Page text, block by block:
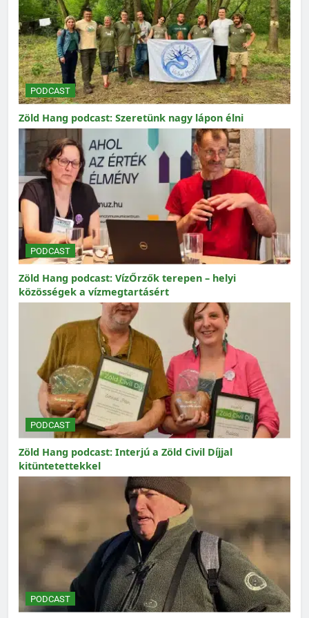
PODCAST
Zöld Hang podcast: Szeretünk nagy lápon élni
PODCAST
Zöld Hang podcast: VízŐrzők terepen – helyi
közösségek a vízmegtartásért
PODCAST
Zöld Hang podcast: Interjú a Zöld Civil Díjjal
kitüntetettekkel
PODCAST